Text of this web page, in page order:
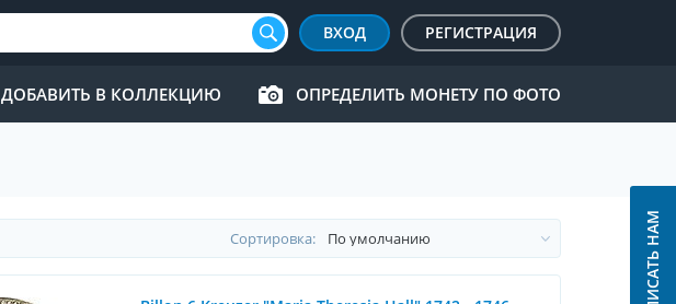
ВХОД РЕГИСТРАЦИЯ
ДОБАВИТЬ В КОЛЛЕКЦИЮ ОПРЕДЕЛИТЬ МОНЕТУ ПО ФОТО
Cортировка: НАПИСАТЬ НАМ